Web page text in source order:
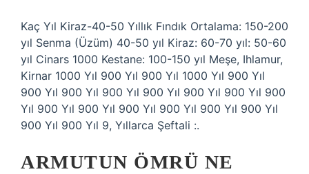
Kaç Yıl Kiraz-40-50 Yıllık Fındık Ortalama: 150-200
yıl Senma (Üzüm) 40-50 yıl Kiraz: 60-70 yıl: 50-60
yıl Cinars 1000 Kestane: 100-150 yıl Meşe, Ihlamur,
Kirnar 1000 Yıl 900 Yıl 900 Yıl 1000 Yıl 900 Yıl
900 Yıl 900 Yıl 900 Yıl 900 Yıl 900 Yıl 900 Yıl 900
Yıl 900 Yıl 900 Yıl 900 Yıl 900 Yıl 900 Yıl 900 Yıl
900 Yıl 900 Yıl 9, Yıllarca Şeftali :.
ARMUTUN ÖMRÜ NE